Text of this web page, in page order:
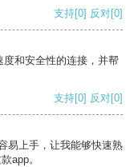
支持[0] 反对[0]
和安全性的连接，并帮
支持[0] 反对[0]
易上手，让我能够快速熟
app。